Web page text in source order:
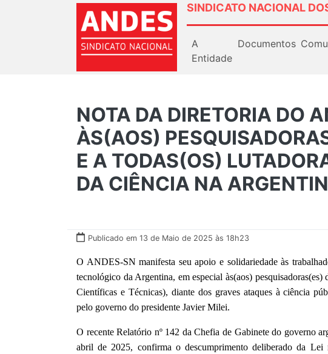
SINDICATO NACIONAL
A
Entidade
Documentos
NOTA DA DIRETORIA DO
ÀS(AOS)
E A TODAS(OS)
DA CIÊNCIA NA
Publicado em 13 de Maio de 2025 às 18h23
O ANDES-SN manifesta seu apoio e solidariedade às
tecnológico da Argentina, em especial às(aos)
Científicas e Técnicas), diante dos graves ataques à ciência
pelo governo do presidente Javier Milei.
O recente Relatório nº 142 da Chefia de Gabinete do governo
abril de 2025, confirma o descumprimento deliberado da Lei